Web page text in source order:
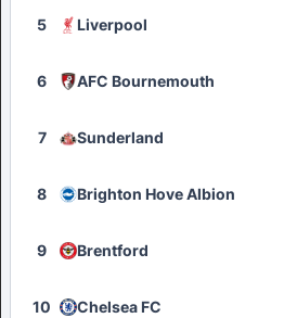
5 Liverpool
6 AFC Bournemouth
7 Sunderland
8 Brighton Hove Albion
9 Brentford
10 Chelsea FC